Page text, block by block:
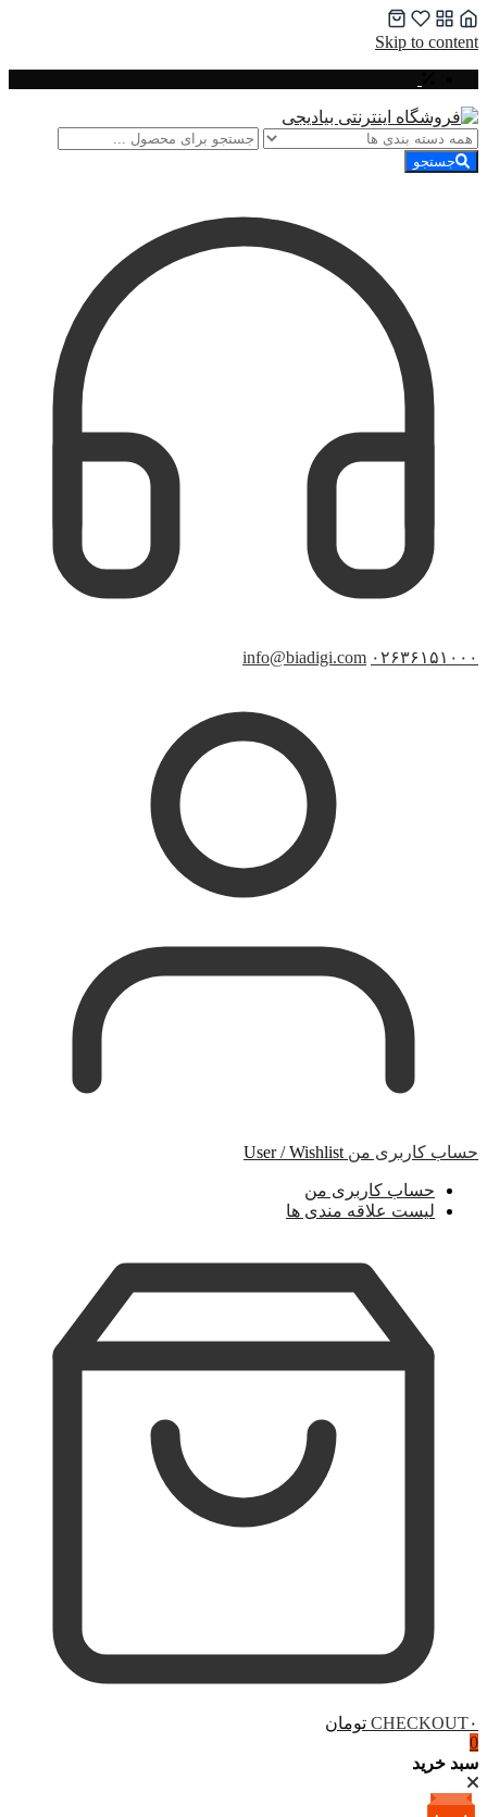
Skip to content
جستجو
۰۲۶۳۶۱۵۱۰۰۰ info@biadigi.com
حساب کاربری من User / Wishlist
حساب کاربری من
لیست علاقه مندی ها
CHECKOUT۰ تومان
0
سبد خرید